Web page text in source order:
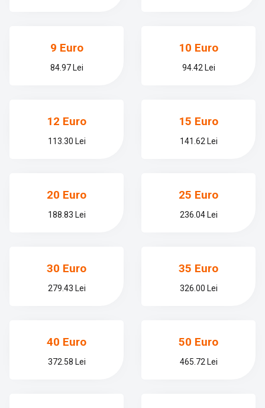
9 Euro
84.97 Lei
10 Euro
94.42 Lei
12 Euro
113.30 Lei
15 Euro
141.62 Lei
20 Euro
188.83 Lei
25 Euro
236.04 Lei
30 Euro
279.43 Lei
35 Euro
326.00 Lei
40 Euro
372.58 Lei
50 Euro
465.72 Lei